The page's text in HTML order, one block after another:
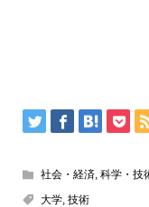
社会・経済, 科学・技
大学, 技術